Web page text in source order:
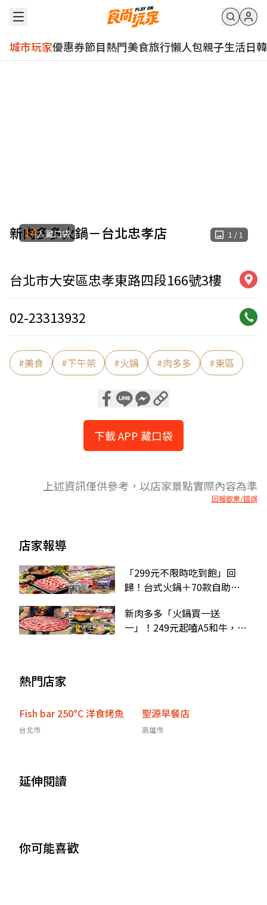
城市玩家優惠券節目熱門美食旅行懶人包親子生活日韓
新肉多多火鍋－台北忠孝店 1 / 1
14人藏口袋
台北市大安區忠孝東路四段166號3樓
02-23313932
#美食 #下午茶 #火鍋 #肉多多 #東區
下載 APP 藏口袋
上述資訊僅供參考，以店家景點實際內容為準
回報歇業/錯誤
店家報導
「299元不限時吃到飽」回
歸！台式火鍋＋70款自助吧
新肉多多「火鍋買一送
一」！249元起嗑A5和牛，大
熱門店家
Fish bar 250°C 洋食烤魚
台北市
聖源早餐店
高雄市
延伸閱讀
你可能喜歡